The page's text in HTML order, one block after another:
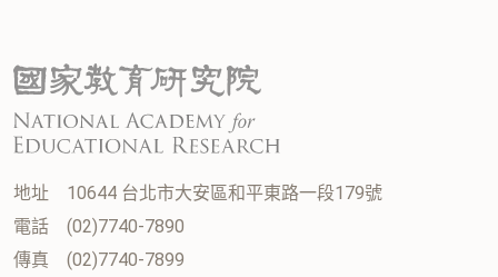
地址
10644 台北市大安區和平東路一段179號
電話
(02)7740-7890
傳真
(02)7740-7899